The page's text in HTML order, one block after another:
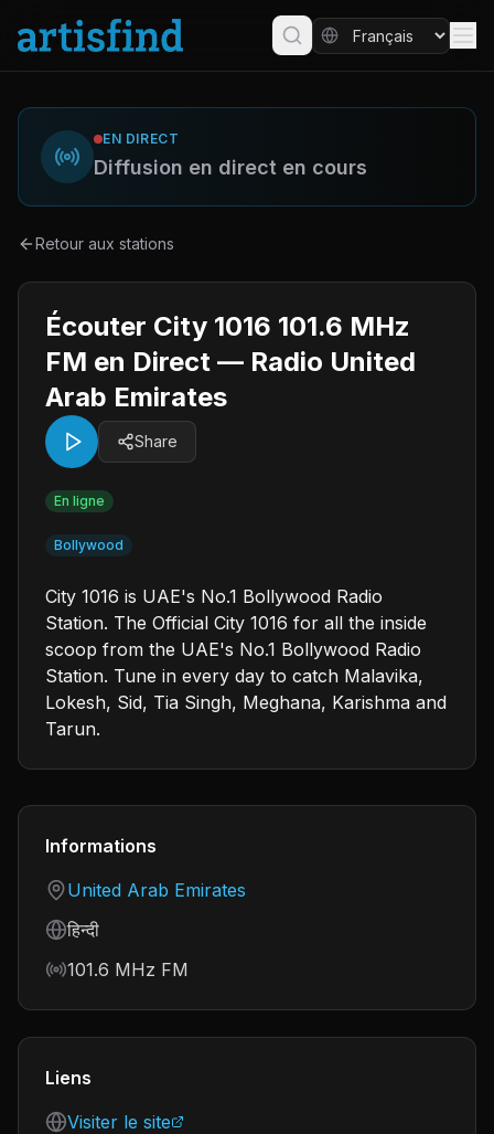
EN DIRECT
Diffusion en direct en cours
Retour aux stations
Écouter City 1016 101.6 MHz
FM en Direct — Radio United
Arab Emirates
Share
En ligne
Bollywood
City 1016 is UAE's No.1 Bollywood Radio
Station. The Official City 1016 for all the inside
scoop from the UAE's No.1 Bollywood Radio
Station. Tune in every day to catch Malavika,
Lokesh, Sid, Tia Singh, Meghana, Karishma and
Tarun.
Informations
Country
United Arab Emirates
Language
हिन्दी
Frequency
101.6 MHz FM
Liens
Visiter le site